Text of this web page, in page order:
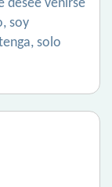
desee venirse
soy
solo